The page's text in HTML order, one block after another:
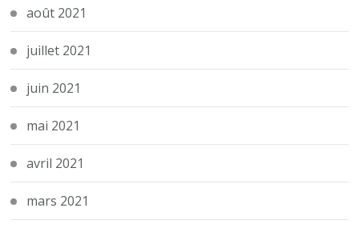
août 2021
juillet 2021
juin 2021
mai 2021
avril 2021
mars 2021